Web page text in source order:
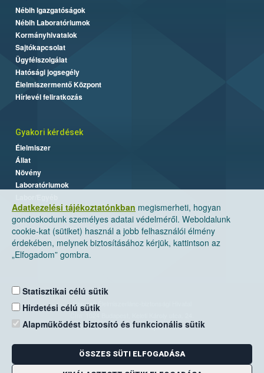
Adatkezelési tájékoztatónkban megismerheti, hogyan
gondoskodunk személyes adatai védelméről. Weboldalunk
cookie-kat (sütiket) használ a jobb felhasználói élmény
érdekében, melynek biztosításához kérjük, kattintson az
„Elfogadom” gombra.
Statisztikai célú sütik
Hirdetési célú sütik
Alapműködést biztosító és funkcionális sütik
ÖSSZES SÜTI ELFOGADÁSA
Nébih Igazgatóságok
Nébih Laboratóriumok
Kormányhivatalok
Sajtókapcsolat
Ügyfélszolgálat
Hatósági jogsegély
Élelmiszermentő Központ
Hírlevél feliratkozás
Gyakori kérdések
Élelmiszer
Állat
Növény
Laboratóriumok
Nemzeti Élelmiszerlánc-biztonsági Hivatal
Levelezési cím: 1525 Budapest. Pf. 30.
E-mail:ugyfelszolgalat@nebih.gov.hu
Zöld szám: 06-80/263-244